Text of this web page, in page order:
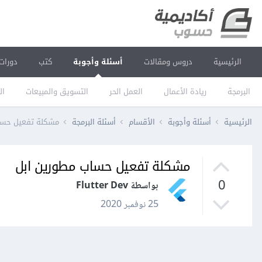
الرئيسية دروس ومقالات أسئلة وأجوبة
البرمجة ريادة الأعمال العمل الحر التسويق والمبيعات
كتب
الرئيسية أسئلة وأجوبة الأقسام أسئلة البرمجة مشكلة تفعيل
0
مشكلة تفعيل حساب مطورين ابل
بواسطة Flutter Dev
25 نوفمبر 2020